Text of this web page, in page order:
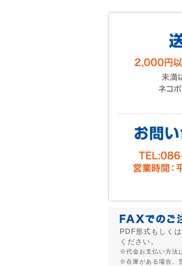
PDF形式もしく
ください。
※代金お支払い方法
※在庫がある場合、